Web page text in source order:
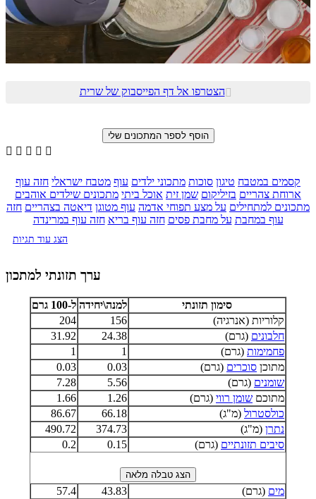
הצטרפו אל דף הפייסבוק של שרית
    
קסמים במטבח טיגון סוכות מתכוני ילדים עוף מטבח ישראלי חזה עוף
ארוחת צהריים בזיליקום שמן זית אוכל ביתי מתכונים שילדים אוהבים
מתכונים למתחילים על מצע תפוחי אדמה עוף מטוגן דיאטה בצהריים חזה
עוף במחבת על מחבת פסים חזה עוף בריא חזה עוף במרינדה
הצג עוד תגיות
ערך תזונתי למתכון
סימון תזונתי למנה\יחידה ל-100 גרם
קלוריות (אנרגיה)
156
204
חלבונים (גרם) 24.38
31.92
פחמימות (גרם) 1
1
מתוכן סוכרים (גרם) 0.03
0.03
שומנים (גרם) 5.56
7.28
מתוכם שומן רווי (גרם) 1.26
1.66
כולסטרול (מ"ג) 66.18
86.67
נתרן (מ"ג) 374.73
490.72
סיבים תזונתיים (גרם) 0.15
0.2
מים (גרם) 43.83
57.4